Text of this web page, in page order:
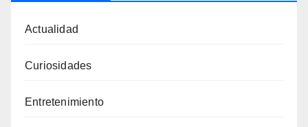
Actualidad
Curiosidades
Entretenimiento